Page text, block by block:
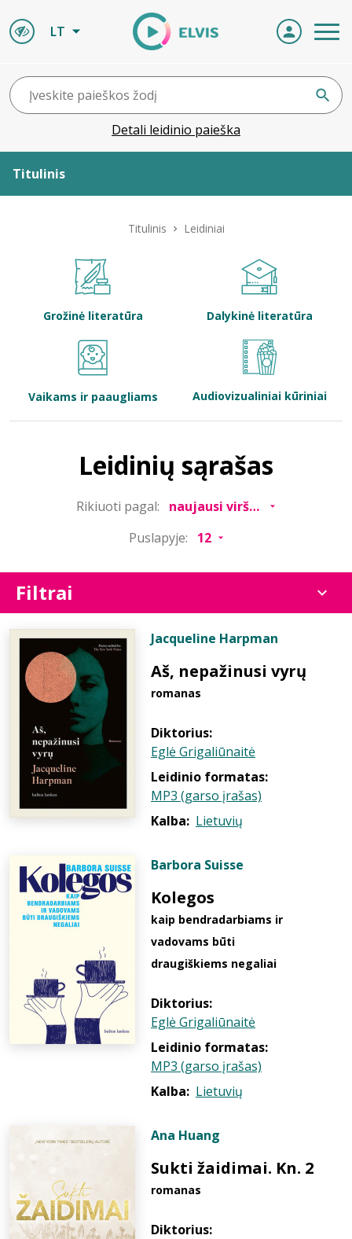
LT
Detali leidinio paieška
Titulinis
Bibliotekoms
Titulinis Leidiniai
Grožinė literatūra Dalykinė literatūra
Vaikams ir paaugliams Audiovizualiniai kūriniai
Leidinių sąrašas
Rikiuoti pagal:
Puslapyje:
Filtrai
Jacqueline Harpman
Aš, nepažinusi vyrų
romanas
Diktorius:
Eglė Grigaliūnaitė
Leidinio formatas:
MP3 (garso įrašas)
Kalba: Lietuvių
Barbora Suisse
Kolegos
kaip bendradarbiams ir
vadovams būti
draugiškiems negaliai
Diktorius:
Eglė Grigaliūnaitė
Leidinio formatas:
MP3 (garso įrašas)
Kalba: Lietuvių
Ana Huang
Sukti žaidimai. Kn. 2
romanas
Diktorius: